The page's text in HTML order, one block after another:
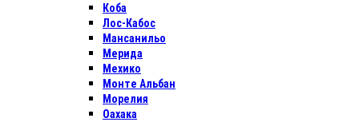
Коба
Лос-Кабос
Мансанильо
Мерида
Мехико
Монте Альбан
Морелия
Оахака